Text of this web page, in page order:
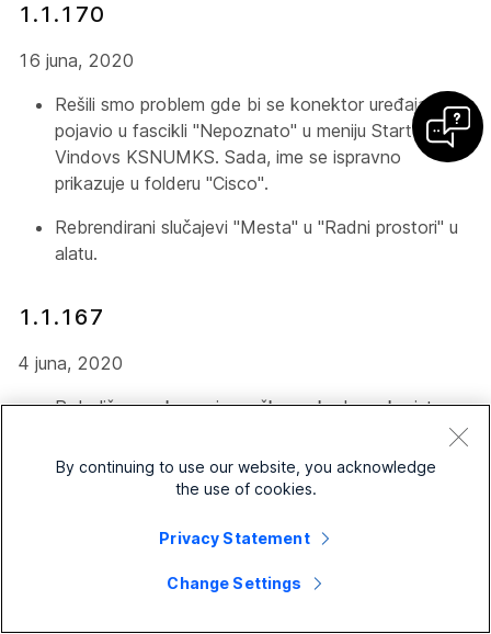
1.1.170
16 juna, 2020
Rešili smo problem gde bi se konektor uređaja
pojavio u fascikli "Nepoznato" u meniju Start
Vindovs KSNUMKS. Sada, ime se ispravno
prikazuje u folderu "Cisco".
Rebrendirani slučajevi "Mesta" u "Radni prostori" u
alatu.
1.1.167
4 juna, 2020
Poboljšano rukovanje greškama kada se koriste
Rešili smo problem gde konektor uređaja nije
By continuing to use our website, you acknowledge
the use of cookies.
Privacy Statement
Change Settings